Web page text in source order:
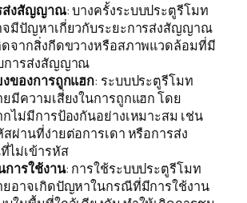
ส่งสัญญาณ: บางครั้งระบบประตูรีโมท
จมีปัญหาเกี่ยวกับระยะการส่งสัญญาณ
ดจากสิ่งกีดขวางหรือสภาพแวดล้อมที่มี
การส่งสัญญาณ
งของการถูกแฮก: ระบบประตูรีโมท
ยมีความเสี่ยงในการถูกแฮก โดย
กไม่มีการป้องกันอย่างเหมาะสม เช่น
สผ่านที่ง่ายต่อการเดา หรือการส่ง
ม่เข้ารหัส
การใช้งาน: การใช้ระบบประตูรีโมท
ยอาจเกิดปัญหาในกรณีที่มีการใช้งาน